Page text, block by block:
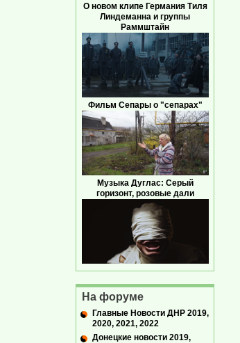
О новом клипе Германия Тиля
Линдеманна и группы
Раммштайн
Фильм Сепары о "сепарах"
Музыка Дуглас: Серый
горизонт, розовые дали
На форуме
Главные Новости ДНР 2019,
2020, 2021, 2022
Донецкие новости 2019,